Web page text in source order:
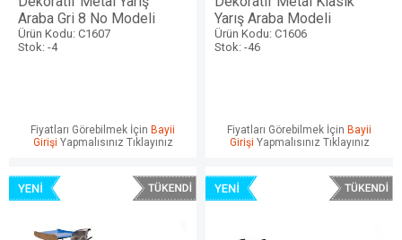
Araba Gri 8 No Modeli
Ürün Kodu: C1607
Stok: -4
Fiyatları Görebilmek İçin Bayii
Girişi Yapmalısınız Tıklayınız
Yarış Araba Modeli
Ürün Kodu: C1606
Stok: -46
Fiyatları Görebilmek İçin Bayii
Girişi Yapmalısınız Tıklayınız